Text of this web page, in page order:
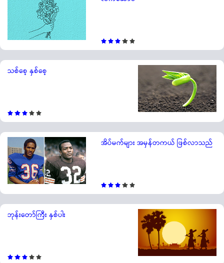
သစ်စေ့ နှစ်စေ့
အိပ်မက်များ အမှန်တကယ် ဖြစ်လာသည်
ဘုန်းတော်ကြီး နှစ်ပါး